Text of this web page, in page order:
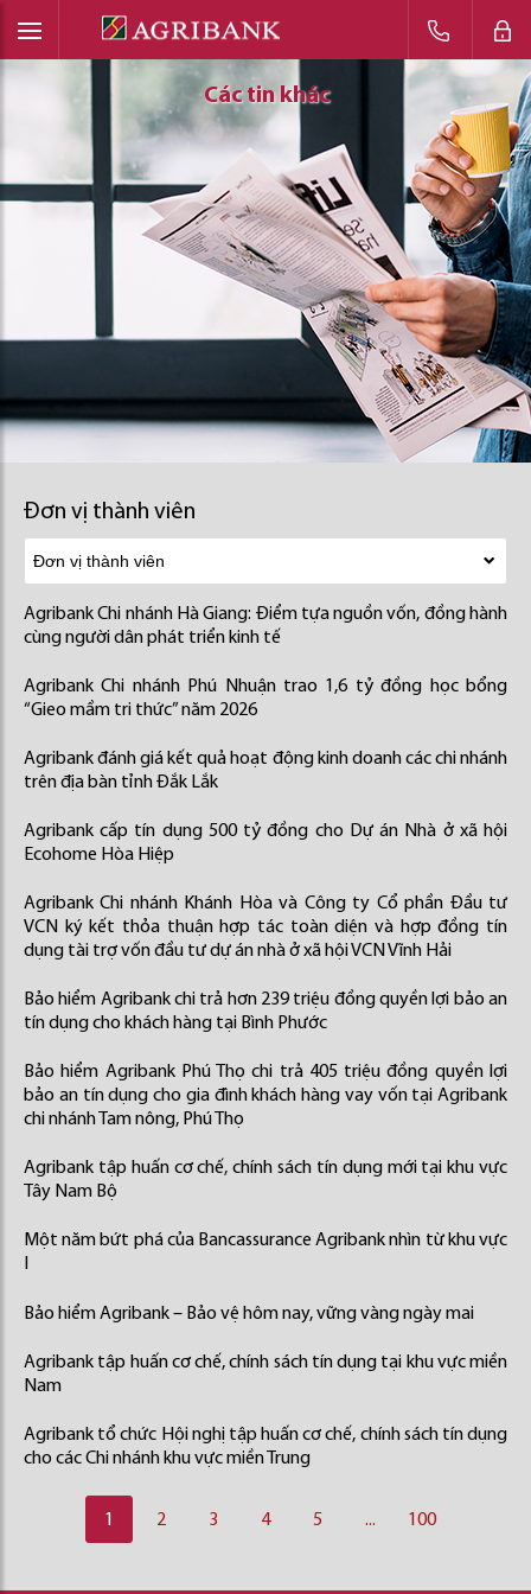
Các tin khác
Các tin khác
Các tin khác
Đơn vị thành viên
Agribank Chi nhánh Hà Giang: Điểm tựa nguồn vốn, đồng hành
cùng người dân phát triển kinh tế
Agribank Chi nhánh Phú Nhuận trao 1,6 tỷ đồng học bổng
“Gieo mầm tri thức” năm 2026
Agribank đánh giá kết quả hoạt động kinh doanh các chi nhánh
trên địa bàn tỉnh Đắk Lắk
Agribank cấp tín dụng 500 tỷ đồng cho Dự án Nhà ở xã hội
Ecohome Hòa Hiệp
Agribank Chi nhánh Khánh Hòa và Công ty Cổ phần Đầu tư
VCN ký kết thỏa thuận hợp tác toàn diện và hợp đồng tín
dụng tài trợ vốn đầu tư dự án nhà ở xã hội VCN Vĩnh Hải
Bảo hiểm Agribank chi trả hơn 239 triệu đồng quyền lợi bảo an
tín dụng cho khách hàng tại Bình Phước
Bảo hiểm Agribank Phú Thọ chi trả 405 triệu đồng quyền lợi
bảo an tín dụng cho gia đình khách hàng vay vốn tại Agribank
chi nhánh Tam nông, Phú Thọ
Agribank tập huấn cơ chế, chính sách tín dụng mới tại khu vực
Tây Nam Bộ
Một năm bứt phá của Bancassurance Agribank nhìn từ khu vực
Bảo hiểm Agribank – Bảo vệ hôm nay, vững vàng ngày mai
Agribank tập huấn cơ chế, chính sách tín dụng tại khu vực miền
Nam
Agribank tổ chức Hội nghị tập huấn cơ chế, chính sách tín dụng
cho các Chi nhánh khu vực miền Trung
1 2 3 4 5 ... 100